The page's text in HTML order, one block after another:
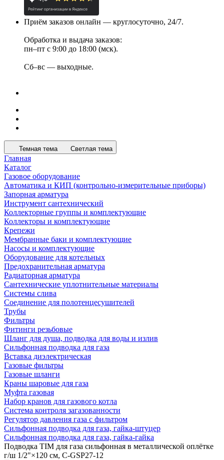
Приём заказов онлайн — круглосуточно, 24/7.
Обработка и выдача заказов:
пн–пт с 9:00 до 18:00 (мск).
Сб–вс — выходные.
Темная тема Светлая тема
Главная
Каталог
Газовое оборудование
Автоматика и КИП (контрольно-измерительные приборы)
Запорная арматура
Инструмент сантехнический
Коллекторные группы и комплектующие
Коллекторы и комплектующие
Крепежи
Мембранные баки и комплектующие
Насосы и комплектующие
Оборудование для котельных
Предохранительная арматура
Радиаторная арматура
Сантехнические уплотнительные материалы
Системы слива
Соединение для полотенцесушителей
Трубы
Фильтры
Фитинги резьбовые
Шланг для душа, подводка для воды и излив
Сильфонная подводка для газа
Вставка диэлектрическая
Газовые фильтры
Газовые шланги
Краны шаровые для газа
Муфта газовая
Набор кранов для газового котла
Система контроля загазованности
Регулятор давления газа с фильтром
Сильфонная подводка для газа, гайка-штуцер
Сильфонная подводка для газа, гайка-гайка
Подводка TIM для газа сильфонная в металлической оплётке
г/ш 1/2"×120 см, C-GSP27-12